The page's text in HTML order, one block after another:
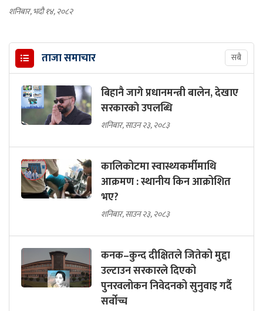
शनिबार, भदौ १४, २०८२
ताजा समाचार सबै
बिहानै जागे प्रधानमन्त्री बालेन, देखाए
सरकारकाे उपलब्धि
शनिबार, साउन २३, २०८३
कालिकोटमा स्वास्थ्यकर्मीमाथि
आक्रमण : स्थानीय किन आक्रोशित
भए?
शनिबार, साउन २३, २०८३
कनक–कुन्द दीक्षितले जितेको मुद्दा
उल्टाउन सरकारले दिएको
पुनरवलोकन निवेदनको सुनुवाइ गर्दै
सर्वोच्च